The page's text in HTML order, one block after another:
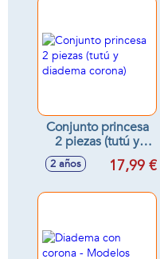
Conjunto princesa
2 piezas (tutú y
diadema corona)
2 años 17,99 €